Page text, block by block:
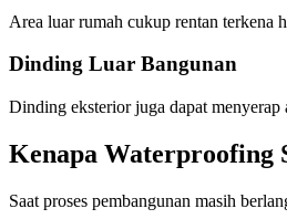
Area luar rumah cukup rentan terkena
Dinding Luar Bangunan
Dinding eksterior juga dapat
Kenapa Waterproofing
Saat proses pembangunan masih